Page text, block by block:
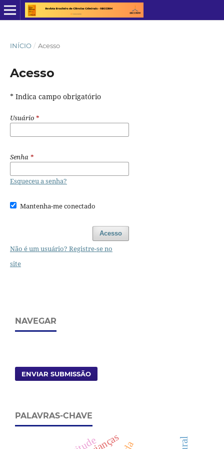
INÍCIO / Acesso
Acesso
* Indica campo obrigatório
Usuário *
Senha *
Esqueceu a senha?
Mantenha-me conectado
Acesso
Não é um usuário? Registre-se no
site
NAVEGAR
ENVIAR SUBMISSÃO
PALAVRAS-CHAVE